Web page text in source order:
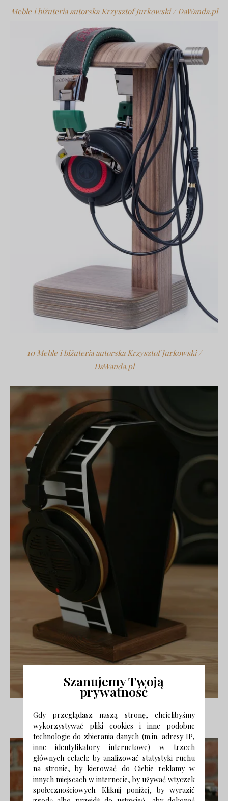
Meble i biżuteria autorska Krzysztof Jurkowski / DaWanda.pl
10 Meble i biżuteria autorska Krzysztof Jurkowski /
DaWanda.pl
eclecTHING / DaWanda.pl
Szanujemy Twoją
prywatność
Gdy przeglądasz naszą stronę, chcielibyśmy
wykorzystywać pliki cookies i inne podobne
technologie do zbierania danych (m.in. adresy IP,
inne identyfikatory internetowe) w trzech
głównych celach: by analizować statystyki ruchu
na stronie, by kierować do Ciebie reklamy w
innych miejscach w internecie, by używać wtyczek
społecznościowych. Kliknij poniżej, by wyrazić